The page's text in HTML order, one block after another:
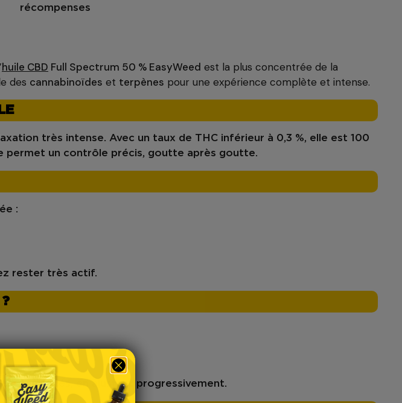
récompenses
huile CBD Full Spectrum 50 % EasyWeed est la plus concentrée de la
des cannabinoïdes et terpènes pour une expérience complète et intense.
très intense. Avec un taux de THC inférieur à 0,3 %, elle est 100
permet un contrôle précis, goutte après goutte.
:
rester très actif.
?
quantités , en ajustant progressivement.